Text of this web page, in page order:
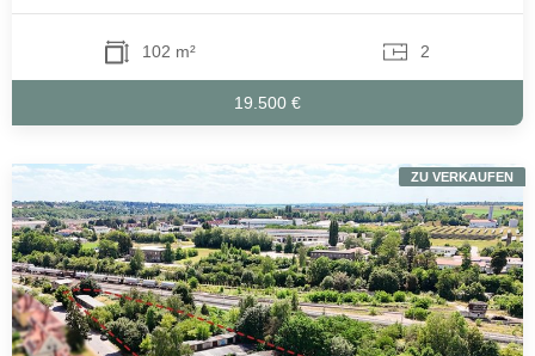
102 m² 2
19.500 €
ZU VERKAUFEN